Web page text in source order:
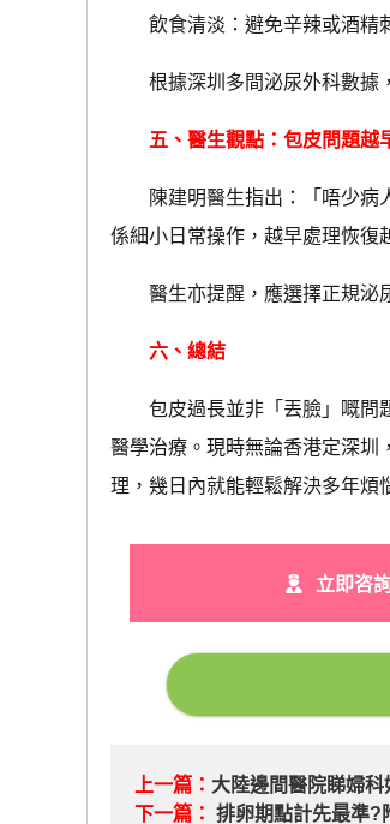
飲食清淡：避免辛辣或酒精
根據深圳多間泌尿外科數據，
五、醫生觀點：包皮問題越
陳建明醫生指出：「唔少病人
係細小日常操作，越早處理恢復
醫生亦提醒，應選擇正規泌尿
六、總結
包皮過長並非「丟臉」嘅問題
醫學治療。現時無論香港定深圳
理，幾日內就能輕鬆解決多年煩
立即咨
上一篇： 大陸邊間醫院睇婦科
下一篇： 排卵期點計先最準?